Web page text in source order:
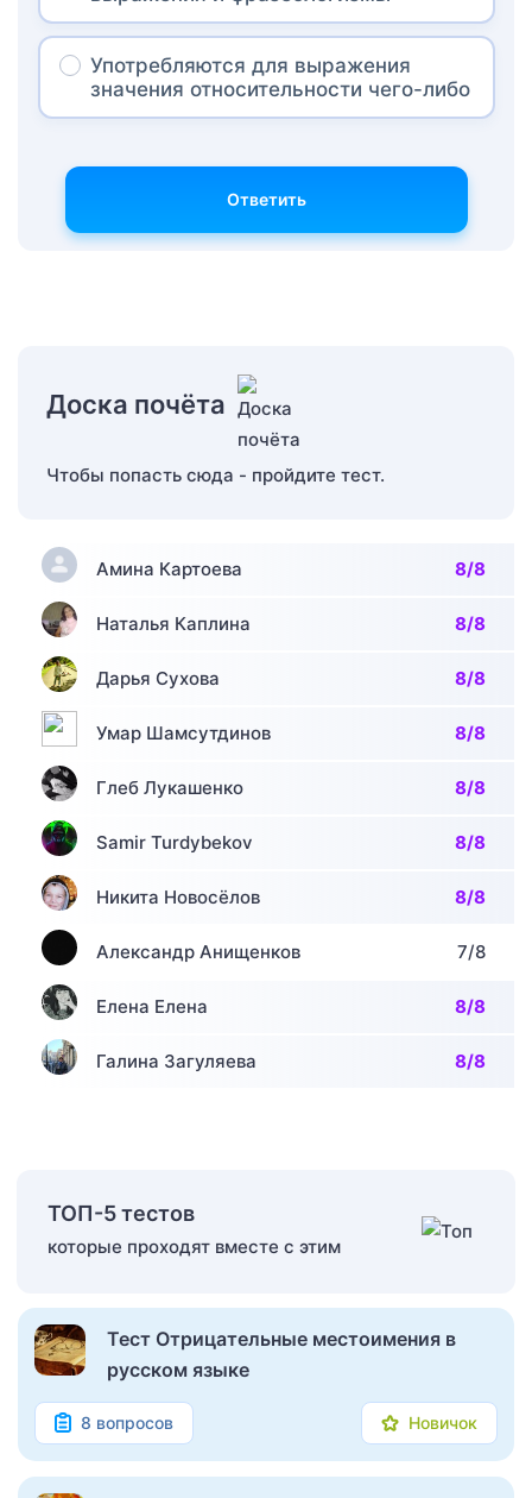
Употребляются для выражения
значения относительности чего-либо
Ответить
Доска почёта
Чтобы попасть сюда - пройдите тест.
Амина Картоева 8/8
Наталья Каплина 8/8
Дарья Сухова 8/8
Умар Шамсутдинов 8/8
Глеб Лукашенко 8/8
Samir Turdybekov 8/8
Никита Новосёлов 8/8
Александр Анищенков 7/8
Елена Елена 8/8
Галина Загуляева 8/8
ТОП-5 тестов
которые проходят вместе с этим
Тест Отрицательные местоимения в
русском языке
8 вопросов Новичок